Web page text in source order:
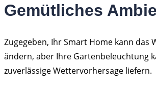
Gemütliches
Zugegeben, Ihr Smart Home kann das
ändern, aber Ihre Gartenbeleuchtung
zuverlässige Wettervorhersage liefern.